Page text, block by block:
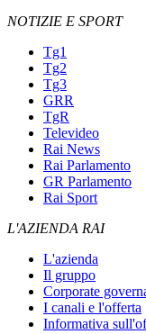
NOTIZIE E SPORT
Tg1
Tg2
Tg3
GRR
TgR
Televideo
Rai News
Rai Parlamento
GR Parlamento
Rai Sport
L'AZIENDA RAI
L'azienda
Il gruppo
Corporate
I canali e l'offerta
Informativa